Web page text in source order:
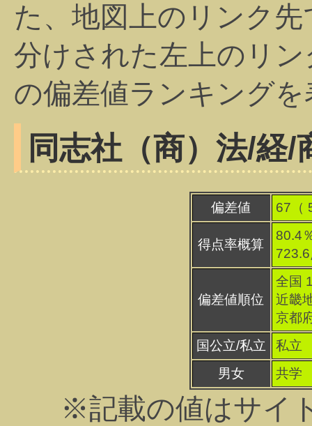
た、地図上のリンク
分けされた左上のリ
の偏差値ランキング
同志社（商） 法/経/
偏差値 67（
得点率概算
80.4
偏差値順位
全国
近畿
京都
国公立/私立
私立
男女
共学
※記載の値はサイ